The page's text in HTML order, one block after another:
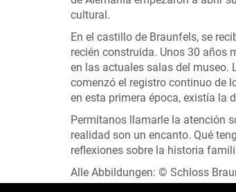
cultural.
En el castillo de Braunfels, se
recién construida. Unos 30 años
en las actuales salas del museo.
comenzó el registro continuo de
en esta primera época, existía la
Permítanos llamarle la atención
realidad son un encanto. Qué
reflexiones sobre la historia
Alle Abbildungen: © Schloss